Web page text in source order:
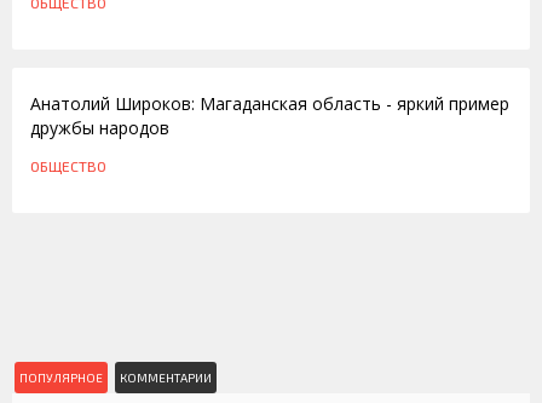
Анатолий Широков: Магаданская область - яркий пример
дружбы народов
ОБЩЕСТВО
ПОПУЛЯРНОЕ КОММЕНТАРИИ